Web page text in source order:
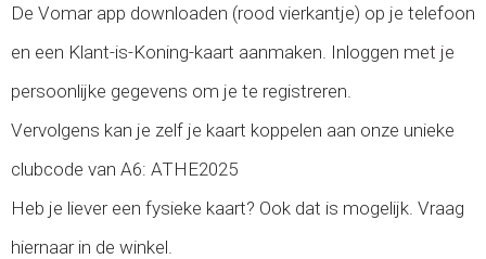
De Vomar app downloaden (rood vierkantje) op je telefoon
en een Klant-is-Koning-kaart aanmaken. Inloggen met je
persoonlijke gegevens om je te registreren.
Vervolgens kan je zelf je kaart koppelen aan onze unieke
clubcode van A6: ATHE2025
Heb je liever een fysieke kaart? Ook dat is mogelijk. Vraag
hiernaar in de winkel.